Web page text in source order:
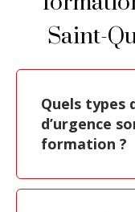
Saint-
Quels types
d’urgence
formation ?